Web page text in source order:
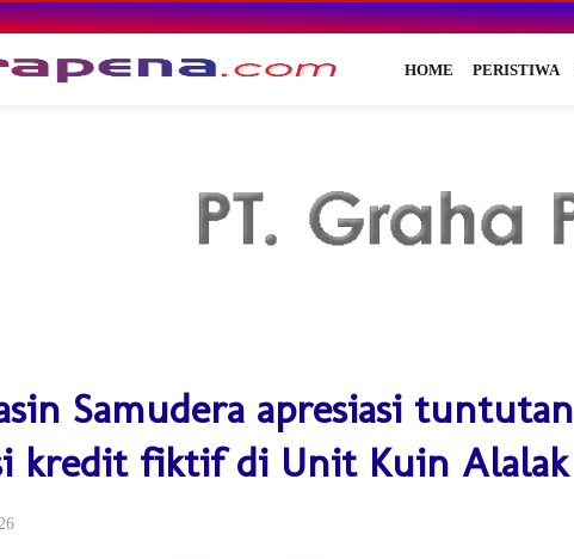
HOME PERISTIWA
Samudera apresiasi tuntutan
kredit fiktif di Unit Kuin Alalak